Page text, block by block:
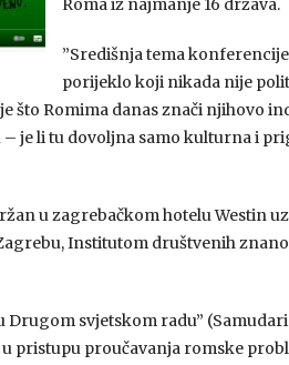
Roma iz najmanje 16 država.
”Središnja tema
porijeklo koji nikada nije
što Romima danas znači njihovo
je li tu dovoljna samo kulturna i
u zagrebačkom hotelu Westin
Institutom društvenih
Drugom svjetskom radu”
pristupu proučavanja romske